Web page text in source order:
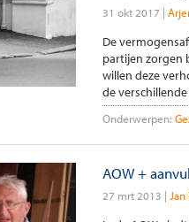
31 okt 2017
De
partijen zorgen
willen deze
de
Onderwerpen:
AOW +
27 mrt 2013